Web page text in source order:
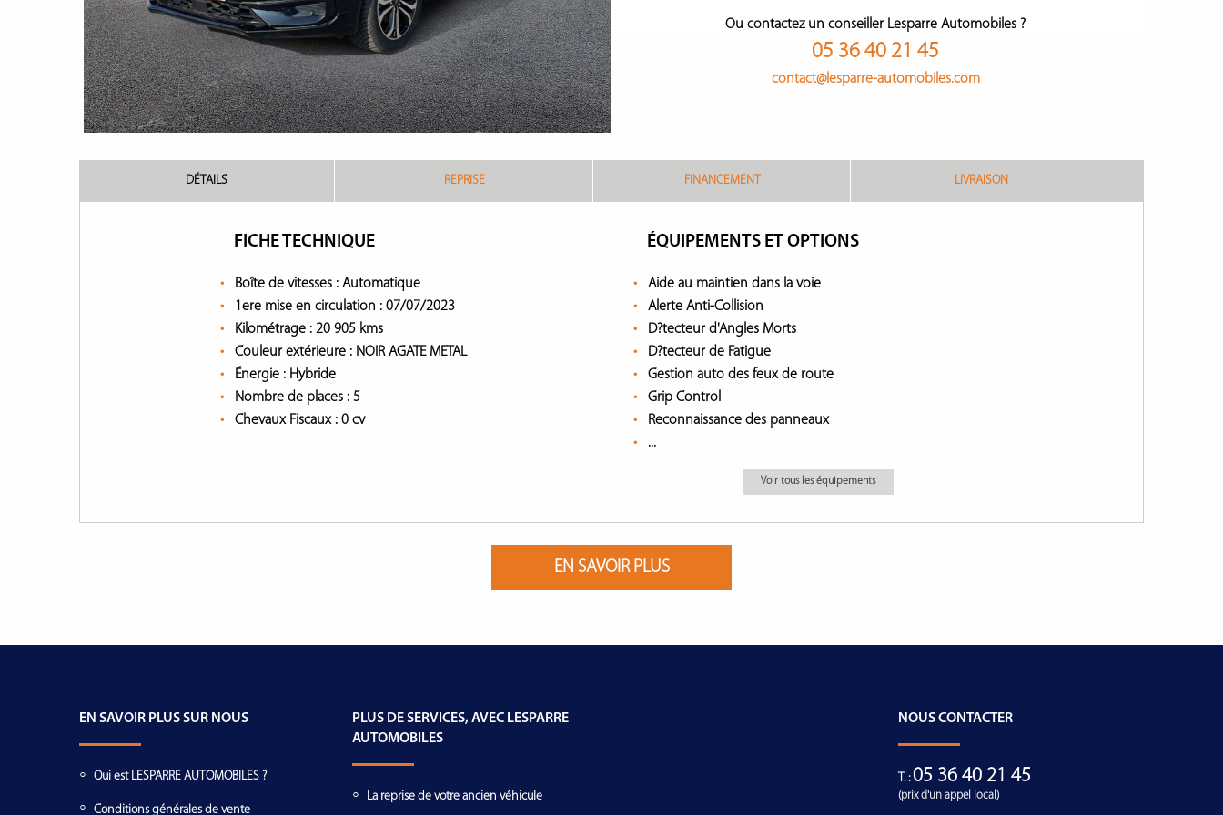
Ou contactez un conseiller Lesparre Automobiles ?
05 36 40 21 45
contact@lesparre-automobiles.com
DÉTAILS REPRISE FINANCEMENT LIVRAISON
FICHE TECHNIQUE
Boîte de vitesses : Automatique
1ere mise en circulation : 07/07/2023
Kilométrage : 20 905 kms
Couleur extérieure : NOIR AGATE METAL
Énergie : Hybride
Nombre de places : 5
Chevaux Fiscaux : 0 cv
ÉQUIPEMENTS ET OPTIONS
Aide au maintien dans la voie
Alerte Anti-Collision
D?tecteur d'Angles Morts
D?tecteur de Fatigue
Gestion auto des feux de route
Grip Control
Reconnaissance des panneaux
...
Voir tous les équipements
EN SAVOIR PLUS
EN SAVOIR PLUS SUR NOUS
Qui est LESPARRE AUTOMOBILES ?
Conditions générales de vente
PLUS DE SERVICES, AVEC LESPARRE
AUTOMOBILES
La reprise de votre ancien véhicule
NOUS CONTACTER
T. :05 36 40 21 45
(prix d'un appel local)